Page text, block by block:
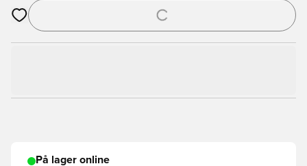
Åbner en Modal til at logge ind eller tilmelde dig som medlem
På lager online